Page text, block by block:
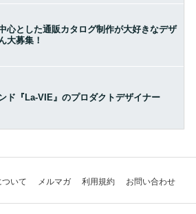
心とした通販カタログ制作が大好きなデザ
大募集！
ド『La-VIE』のプロダクトデザイナー
いて メルマガ 利用規約 お問い合わせ